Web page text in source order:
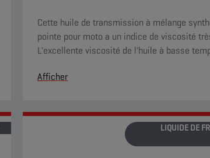
Cette huile de transmission à mélange
pointe pour moto a un indice de viscosité
L'excellente viscosité de l'huile à basse
Afficher
LIQUIDE DE